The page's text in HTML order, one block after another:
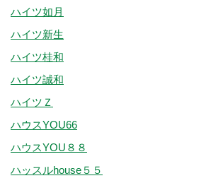
ハイツ如月
ハイツ新生
ハイツ桂和
ハイツ誠和
ハイツＺ
ハウスYOU66
ハウスYOU８８
ハッスルhouse５５